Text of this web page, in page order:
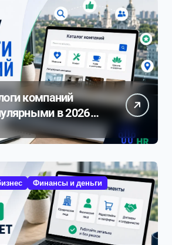
компаний
в 2026
Финансы и деньги